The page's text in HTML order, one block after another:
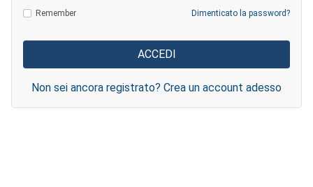
Remember Dimenticato la password?
Non sei ancora registrato? Crea un account adesso